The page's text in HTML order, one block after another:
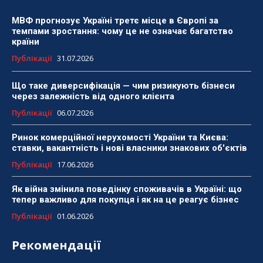
МВФ прогнозує Україні третє місце в Європі за
темпами зростання: чому це не означає багатство
країни
Публікації 31.07.2026
Що таке диверсифікація — чим ризикують бізнеси
через залежність від одного клієнта
Публікації 06.07.2026
Ринок комерційної нерухомості України та Києва:
ставки, вакантність і нові власники знакових об'єктів
Публікації 17.06.2026
Як війна змінила поведінку споживачів в Україні: що
тепер важливо для покупця і як на це реагує бізнес
Публікації 01.06.2026
Рекомендації